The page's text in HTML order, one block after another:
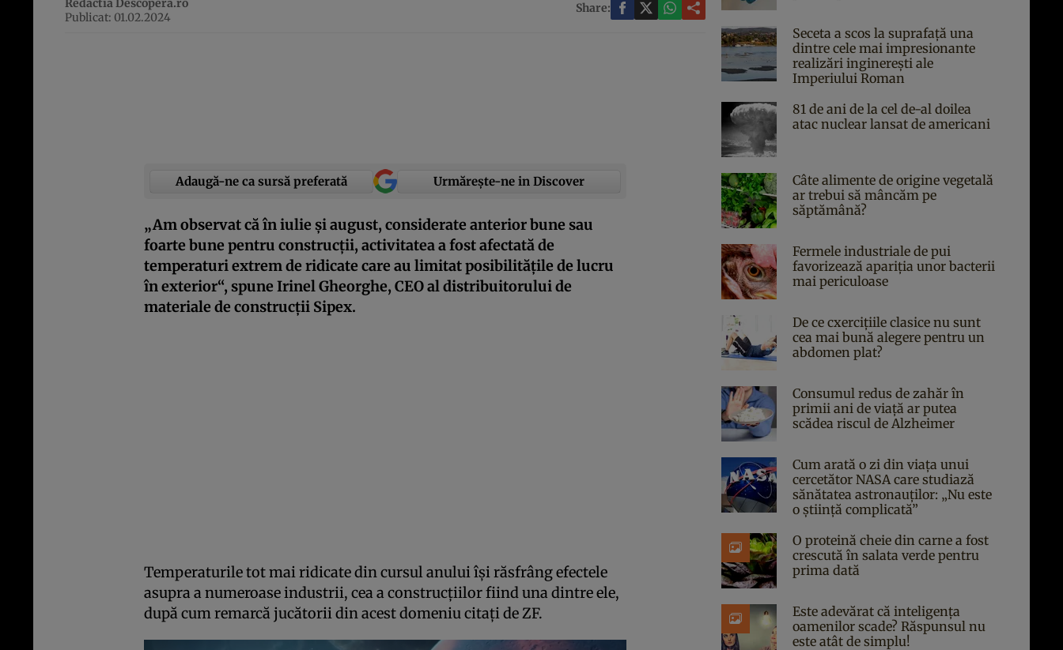
Redactia Descopera.ro
Publicat: 01.02.2024
Share:
Adaugă-ne ca sursă preferată Urmărește-ne in Discover
„Am observat că în iulie şi august, considerate anterior bune sau
foarte bune pentru construcţii, activitatea a fost afectată de
temperaturi extrem de ridicate care au limitat posibilităţile de lucru
în exterior“, spune Irinel Gheorghe, CEO al distribuitorului de
materiale de construcţii Sipex.
Temperaturile tot mai ridicate din cursul anului îşi răsfrâng efectele
asupra a numeroase industrii, cea a construcţiilor fiind una dintre ele,
după cum remarcă jucătorii din acest domeniu citați de ZF.
Seceta a scos la suprafață una
dintre cele mai impresionante
realizări inginerești ale
Imperiului Roman
81 de ani de la cel de-al doilea
atac nuclear lansat de americani
Câte alimente de origine vegetală
ar trebui să mâncăm pe
săptămână?
Fermele industriale de pui
favorizează apariția unor bacterii
mai periculoase
De ce cxercițiile clasice nu sunt
cea mai bună alegere pentru un
abdomen plat?
Consumul redus de zahăr în
primii ani de viață ar putea
scădea riscul de Alzheimer
Cum arată o zi din viața unui
cercetător NASA care studiază
sănătatea astronauților: „Nu este
o știință complicată”
O proteină cheie din carne a fost
crescută în salata verde pentru
prima dată
Este adevărat că inteligența
oamenilor scade? Răspunsul nu
este atât de simplu!